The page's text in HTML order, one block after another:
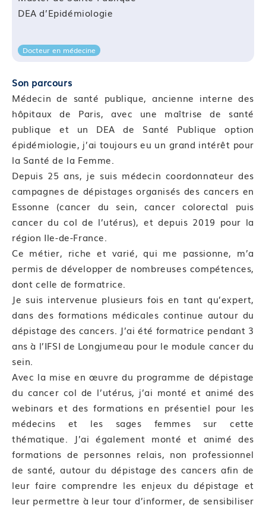
Compétence 05 : Promouvoir la vaccination
vaccinale et ses déterminants
vis d’un professionnel de santé
Module 22 : Avoir une communication positive
autour de la vaccination, technique d’argumentation
Module 23 : Utiliser les ressources à disposition du
public et des professionnels
Module 24 : Evaluation de fin de bloc de
compétences
Dispositif de suivi de l’acquisition des
connaissances/compétences
Cette formation sera finalisée par un questionnaire
d’auto-évaluation afin d’évaluer l’atteinte des
objectifs par les stagiaires à l’issue de la formation.
—
DEA d’Epidémiologie
Docteur en médecine
Son parcours
Médecin de santé publique, ancienne interne des
hôpitaux de Paris, avec une maîtrise de santé
publique et un DEA de Santé Publique option
épidémiologie, j’ai toujours eu un grand intérêt pour
la Santé de la Femme.
Depuis 25 ans, je suis médecin coordonnateur des
campagnes de dépistages organisés des cancers en
Essonne (cancer du sein, cancer colorectal puis
cancer du col de l’utérus), et depuis 2019 pour la
région Ile-de-France.
Ce métier, riche et varié, qui me passionne, m’a
permis de développer de nombreuses compétences,
dont celle de formatrice.
Je suis intervenue plusieurs fois en tant qu’expert,
dans des formations médicales continue autour du
dépistage des cancers. J’ai été formatrice pendant 3
ans à l’IFSI de Longjumeau pour le module cancer du
sein.
Avec la mise en œuvre du programme de dépistage
du cancer col de l’utérus, j’ai monté et animé des
webinars et des formations en présentiel pour les
médecins et les sages femmes sur cette
thématique. J’ai également monté et animé des
formations de personnes relais, non professionnel
de santé, autour du dépistage des cancers afin de
leur faire comprendre les enjeux du dépistage et
leur permettre à leur tour d’informer, de sensibiliser